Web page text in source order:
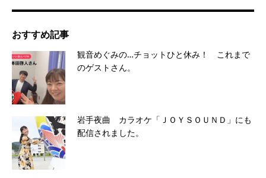
おすすめ記事
観音めぐみの…チョットひと休み！ これまで
のゲストさん。
岩手夜曲 カラオケ「ＪＯＹＳＯＵＮＤ」にも
配信されました。